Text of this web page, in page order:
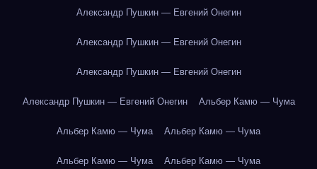
Александр Пушкин — Евгений Онегин
Александр Пушкин — Евгений Онегин
Александр Пушкин — Евгений Онегин
Александр Пушкин — Евгений Онегин Альбер Камю — Чума
Альбер Камю — Чума Альбер Камю — Чума
Альбер Камю — Чума Альбер Камю — Чума